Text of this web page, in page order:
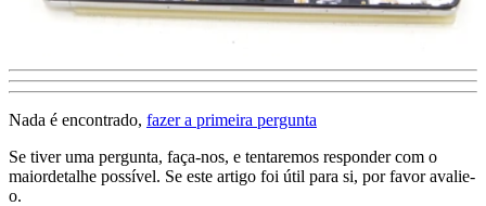
Nada é encontrado, fazer a primeira pergunta
Se tiver uma pergunta, faça-nos, e tentaremos responder com o
maiordetalhe possível. Se este artigo foi útil para si, por favor avalie-
o.